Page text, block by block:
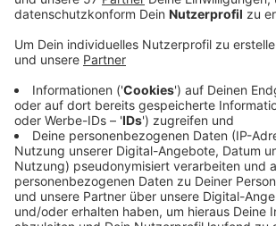
der Stellen nicht mehr besetzt
vielen Bereichen gebe es zu wenig
Nachwuchs. Die IHK sieht mehrere
damit es nicht so weit kommt. Man
Fachkräfte besser im Job halten,
Thomas Meier. Zu viele Menschen
in Ruhestand oder würden in
Nur 70 Prozent der 55- bis 65-
noch, das sei zu wenig. Außerdem
Frauen Vollzeitstellen bekommen
Arbeitskräfte sollten sich